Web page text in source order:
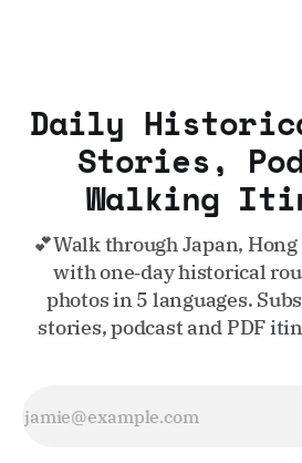
Daily
Stories,
Walking
💕Walk through Japan,
with one‑day historical
photos in 5 languages.
stories, podcast and PDF